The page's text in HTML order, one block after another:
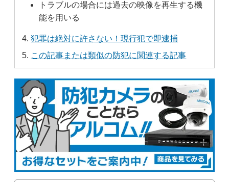
トラブルの場合には過去の映像を再生する機
能を用いる
犯罪は絶対に許さない！現行犯で即逮捕
この記事または類似の防犯に関連する記事